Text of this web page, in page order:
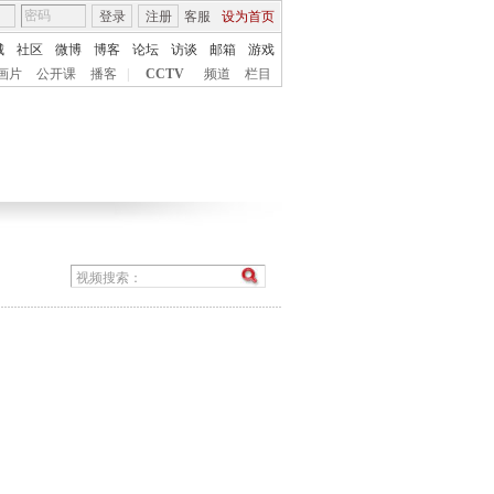
客服 设为首页
登录 注册
社区 微博 博客 论坛 访谈 邮箱
游戏
片
公开课 播客 CCTV 频道 栏目